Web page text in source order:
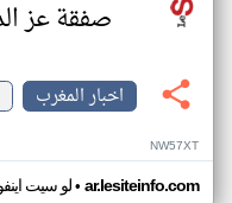
صفقة عز
اخبار المغرب
NW57XT
لو سيت• ar.lesiteinfo.com